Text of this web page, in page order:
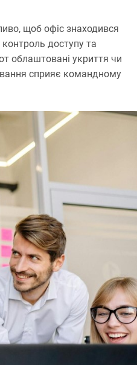
щоб офіс знаходився
доступу та
облаштовані укриття чи
сприяє командному